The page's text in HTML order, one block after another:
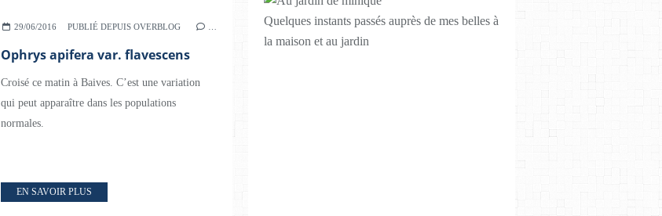
29/06/2016 PUBLIÉ DEPUIS OVERBLOG
Ophrys apifera var. flavescens
Croisé ce matin à Baives. C’est une variation
qui peut apparaître dans les populations
normales.
EN SAVOIR PLUS
Quelques instants passés auprès de mes belles à
la maison et au jardin